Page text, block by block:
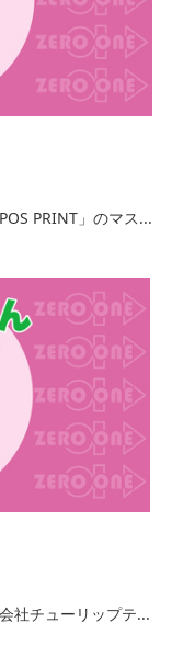
PRINT」のマス...
社チューリップテ...